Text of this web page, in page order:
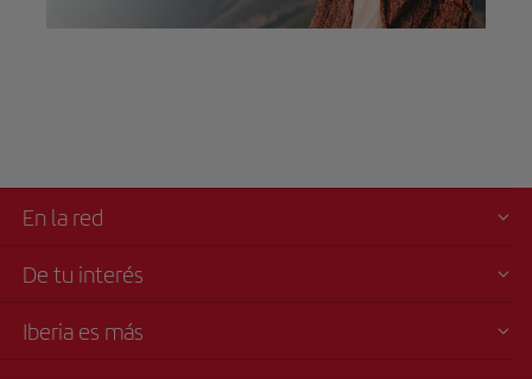
En la red
De tu interés
Iberia es más